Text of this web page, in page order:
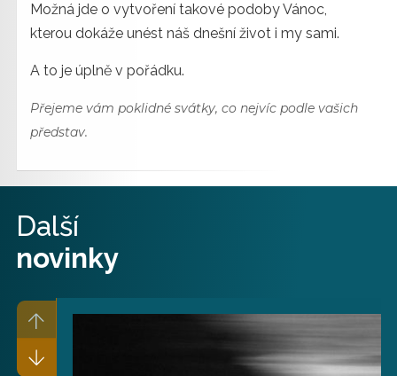
Možná jde o vytvoření takové podoby Vánoc,
kterou dokáže unést náš dnešní život i my sami.
A to je úplně v pořádku.
Přejeme vám poklidné svátky, co nejvíc podle vašich
představ.
Další
novinky